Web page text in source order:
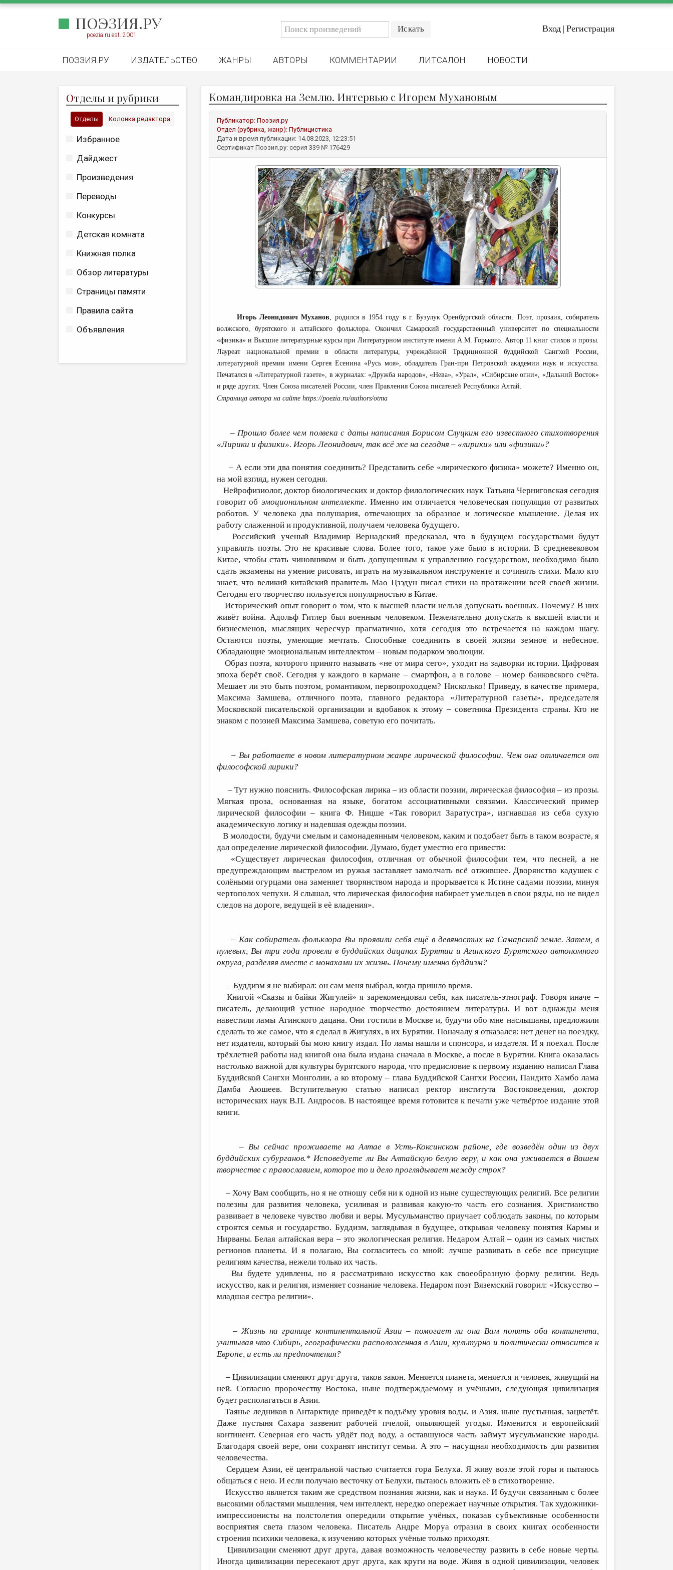
ПОЭЗИЯ.РУ
poezia.ru est. 2001
Вход | Регистрация
ПОЭЗИЯ.РУ ИЗДАТЕЛЬСТВО ЖАНРЫ АВТОРЫ КОММЕНТАРИИ ЛИТСАЛОН НОВОСТИ
Отделы и рубрики
Отделы Колонка редактора
Избранное
Дайджест
Произведения
Переводы
Конкурсы
Детская комната
Книжная полка
Обзор литературы
Страницы памяти
Правила сайта
Объявления
Командировка на Землю. Интервью с Игорем Мухановым
Публикатор: Поэзия.ру
Отдел (рубрика, жанр): Публицистика
Дата и время публикации: 14.08.2023, 12:23:51
Сертификат Поэзия.ру: серия 339 № 176429
Игорь Леонидович Муханов, родился в 1954 году в г. Бузулук Оренбургской области. Поэт, прозаик, собиратель
волжского, бурятского и алтайского фольклора. Окончил Самарский государственный университет по специальности
«физика» и Высшие литературные курсы при Литературном институте имени А.М. Горького. Автор 11 книг стихов и прозы.
Лауреат национальной премии в области литературы, учреждённой Традиционной буддийской Сангхой России,
литературной премии имени Сергея Есенина «Русь моя», обладатель Гран-при Петровской академии наук и искусства.
Печатался в «Литературной газете», в журналах: «Дружба народов», «Нева», «Урал», «Сибирские огни», «Дальний Восток»
и ряде других. Член Союза писателей России, член Правления Союза писателей Республики Алтай.
Страница автора на сайте https://poezia.ru/authors/otma
– Прошло более чем полвека с даты написания Борисом Слуцким его известного стихотворения
«Лирики и физики». Игорь Леонидович, так всё же на сегодня – «лирики» или «физики»?
– А если эти два понятия соединить? Представить себе «лирического физика» можете? Именно он,
на мой взгляд, нужен сегодня.
Нейрофизиолог, доктор биологических и доктор филологических наук Татьяна Черниговская сегодня
говорит об эмоциональном интеллекте. Именно им отличается человеческая популяция от развитых
роботов. У человека два полушария, отвечающих за образное и логическое мышление. Делая их
работу слаженной и продуктивной, получаем человека будущего.
Российский ученый Владимир Вернадский предсказал, что в будущем государствами будут
управлять поэты. Это не красивые слова. Более того, такое уже было в истории. В средневековом
Китае, чтобы стать чиновником и быть допущенным к управлению государством, необходимо было
сдать экзамены на умение рисовать, играть на музыкальном инструменте и сочинять стихи. Мало кто
знает, что великий китайский правитель Мао Цзэдун писал стихи на протяжении всей своей жизни.
Сегодня его творчество пользуется популярностью в Китае.
Исторический опыт говорит о том, что к высшей власти нельзя допускать военных. Почему? В них
живёт война. Адольф Гитлер был военным человеком. Нежелательно допускать к высшей власти и
бизнесменов, мыслящих чересчур прагматично, хотя сегодня это встречается на каждом шагу.
Остаются поэты, умеющие мечтать. Способные соединить в своей жизни земное и небесное.
Обладающие эмоциональным интеллектом – новым подарком эволюции.
Образ поэта, которого принято называть «не от мира сего», уходит на задворки истории. Цифровая
эпоха берёт своё. Сегодня у каждого в кармане – смартфон, а в голове – номер банковского счёта.
Мешает ли это быть поэтом, романтиком, первопроходцем? Нисколько! Приведу, в качестве примера,
Максима Замшева, отличного поэта, главного редактора «Литературной газеты», председателя
Московской писательской организации и вдобавок к этому – советника Президента страны. Кто не
знаком с поэзией Максима Замшева, советую его почитать.
– Вы работаете в новом литературном жанре лирической философии. Чем она отличается от
философской лирики?
– Тут нужно пояснить. Философская лирика – из области поэзии, лирическая философия – из прозы.
Мягкая проза, основанная на языке, богатом ассоциативными связями. Классический пример
лирической философии – книга Ф. Ницше «Так говорил Заратустра», изгнавшая из себя сухую
академическую логику и надевшая одежды поэзии.
В молодости, будучи смелым и самонадеянным человеком, каким и подобает быть в таком возрасте, я
дал определение лирической философии. Думаю, будет уместно его привести:
«Существует лирическая философия, отличная от обычной философии тем, что песней, а не
предупреждающим выстрелом из ружья заставляет замолчать всё отжившее. Дворянство кадушек с
солёными огурцами она заменяет творянством народа и прорывается к Истине садами поэзии, минуя
чертополох чепухи. Я слышал, что лирическая философия набирает умельцев в свои ряды, но не видел
следов на дороге, ведущей в её владения».
– Как собиратель фольклора Вы проявили себя ещё в девяностых на Самарской земле. Затем, в
нулевых, Вы три года провели в буддийских дацанах Бурятии и Агинского Бурятского автономного
округа, разделяя вместе с монахами их жизнь. Почему именно буддизм?
– Буддизм я не выбирал: он сам меня выбрал, когда пришло время.
Книгой «Сказы и байки Жигулей» я зарекомендовал себя, как писатель-этнограф. Говоря иначе –
писатель, делающий устное народное творчество достоянием литературы. И вот однажды меня
навестили ламы Агинского дацана. Они гостили в Москве и, будучи обо мне наслышаны, предложили
сделать то же самое, что я сделал в Жигулях, в их Бурятии. Поначалу я отказался: нет денег на поездку,
нет издателя, который бы мою книгу издал. Но ламы нашли и спонсора, и издателя. И я поехал. После
трёхлетней работы над книгой она была издана сначала в Москве, а после в Бурятии. Книга оказалась
настолько важной для культуры бурятского народа, что предисловие к первому изданию написал Глава
Буддийской Сангхи Монголии, а ко второму – глава Буддийской Сангхи России, Пандито Хамбо лама
Дамба Аюшеев. Вступительную статью написал ректор института Востоковедения, доктор
исторических наук В.П. Андросов. В настоящее время готовится к печати уже четвёртое издание этой
книги.
– Вы сейчас проживаете на Алтае в Усть-Коксинском районе, где возведён один из двух
буддийских субурганов.* Исповедуете ли Вы Алтайскую белую веру, и как она уживается в Вашем
творчестве с православием, которое то и дело проглядывает между строк?
– Хочу Вам сообщить, но я не отношу себя ни к одной из ныне существующих религий. Все религии
полезны для развития человека, усиливая и развивая какую-то часть его сознания. Христианство
развивает в человеке чувство любви и веры. Мусульманство приучает соблюдать законы, по которым
строятся семья и государство. Буддизм, заглядывая в будущее, открывая человеку понятия Кармы и
Нирваны. Белая алтайская вера – это экологическая религия. Недаром Алтай – один из самых чистых
регионов планеты. И я полагаю, Вы согласитесь со мной: лучше развивать в себе все присущие
религиям качества, нежели только их часть.
Вы будете удивлены, но я рассматриваю искусство как своеобразную форму религии. Ведь
искусство, как и религия, изменяет сознание человека. Недаром поэт Вяземский говорил: «Искусство –
младшая сестра религии».
– Жизнь на границе континентальной Азии – помогает ли она Вам понять оба континента,
учитывая что Сибирь, географически расположенная в Азии, культурно и политически относится к
Европе, и есть ли предпочтения?
– Цивилизации сменяют друг друга, таков закон. Меняется планета, меняется и человек, живущий на
ней. Согласно пророчеству Востока, ныне подтверждаемому и учёными, следующая цивилизация
будет располагаться в Азии.
Таянье ледников в Антарктиде приведёт к подъёму уровня воды, и Азия, ныне пустынная, зацветёт.
Даже пустыня Сахара зазвенит рабочей пчелой, опыляющей угодья. Изменится и европейский
континент. Северная его часть уйдёт под воду, а оставшуюся часть займут мусульманские народы.
Благодаря своей вере, они сохранят институт семьи. А это – насущная необходимость для развития
человечества.
Сердцем Азии, её центральной частью считается гора Белуха. Я живу возле этой горы и пытаюсь
общаться с нею. И если получаю весточку от Белухи, пытаюсь вложить её в стихотворение.
Искусство является таким же средством познания жизни, как и наука. И будучи связанным с более
высокими областями мышления, чем интеллект, нередко опережает научные открытия. Так художники-
импрессионисты на полстолетия опередили открытие учёных, показав субъективные особенности
восприятия света глазом человека. Писатель Андре Моруа отразил в своих книгах особенности
строения психики человека, к изучению которых учёные только приходят.
Цивилизации сменяют друг друга, давая возможность человечеству развить в себе новые черты.
Иногда цивилизации пересекают друг друга, как круги на воде. Живя в одной цивилизации, человек